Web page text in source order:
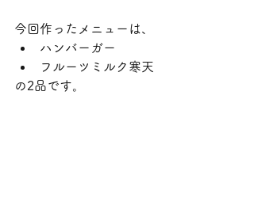
今回作ったメニューは、
ハンバーガー
フルーツミルク寒天
の2品です。